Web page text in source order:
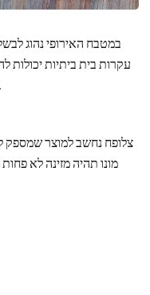
במטבח האירופי נהוג
עקרות בית ביתיות יכולות
טעימות ובריאות מאוד לתפריט המשפחתי.
צלופח נחשב למוצר שמספק
מונו תהיה מזינה לא